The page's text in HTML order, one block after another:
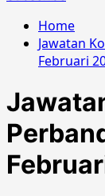
Home
Jawatan
Februari